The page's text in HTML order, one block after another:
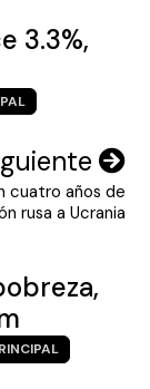
3.3%,
cuatro años de
rusa a Ucrania